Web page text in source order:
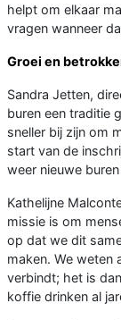
helpt om elkaar
vragen wanneer
Groei en
Sandra Jetten,
buren een traditie
sneller bij zijn om
start van de
weer nieuwe
Kathelijne
missie is om
op dat we dit
maken. We weten
verbindt; het is
koffie drinken al